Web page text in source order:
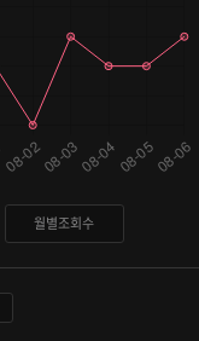
월별조회수